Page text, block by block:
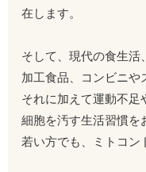
在します。
そして、現代の食生活
加工食品、コンビニや
それに加えて運動不足
細胞を汚す生活習慣を
若い方でも、ミトコン